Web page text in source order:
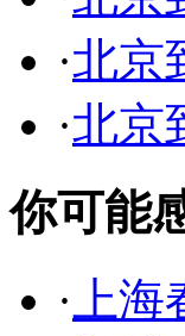
·北京
·北京
你可能
· 上